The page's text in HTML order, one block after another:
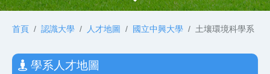
首頁 認識大學 人才地圖 國立中興大學 土壤環境科學系
學系人才地圖